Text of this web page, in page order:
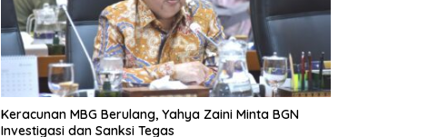
Keracunan MBG Berulang, Yahya Zaini Minta BGN
Investigasi dan Sanksi Tegas